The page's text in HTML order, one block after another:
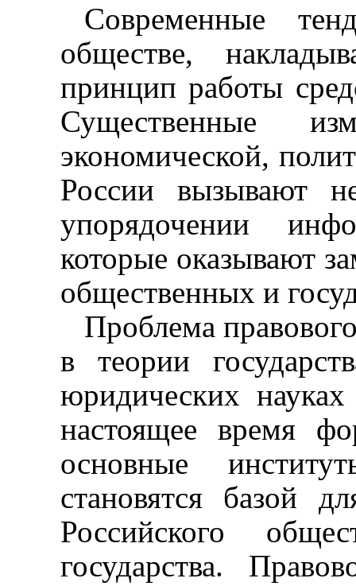
Современные
обществе,
принцип работы
Существенные
экономической,
России вызывают
упорядочении
которые оказывают
общественных и
Проблема
в теории
юридических
настоящее время
основные
становятся базой
Российского
государства.